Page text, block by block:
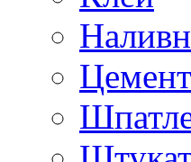
Цемент